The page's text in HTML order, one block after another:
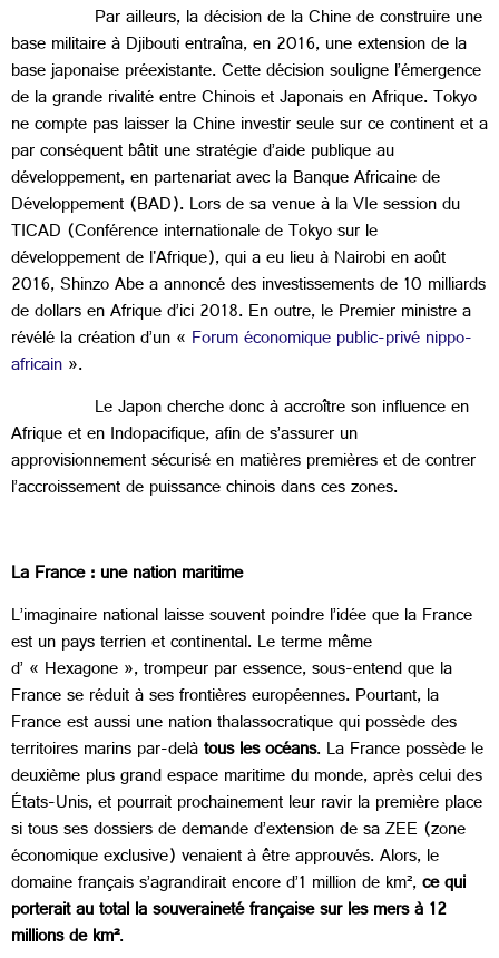
Par ailleurs, la décision de la Chine de construire une
base militaire à Djibouti entraîna, en 2016, une extension de la
base japonaise préexistante. Cette décision souligne l’émergence
de la grande rivalité entre Chinois et Japonais en Afrique. Tokyo
ne compte pas laisser la Chine investir seule sur ce continent et a
par conséquent bâtit une stratégie d’aide publique au
développement, en partenariat avec la Banque Africaine de
Développement (BAD). Lors de sa venue à la VIe session du
TICAD (Conférence internationale de Tokyo sur le
développement de l'Afrique), qui a eu lieu à Nairobi en août
2016, Shinzo Abe a annoncé des investissements de 10 milliards
de dollars en Afrique d’ici 2018. En outre, le Premier ministre a
révélé la création d’un « Forum économique public-privé nippo-
africain».
Le Japon cherche donc à accroître son influence en
Afrique et en Indopacifique, afin de s’assurer un
approvisionnement sécurisé en matières premières et de contrer
l’accroissement de puissance chinois dans ces zones.
La France : une nation maritime
L’imaginaire national laisse souvent poindre l’idée que la France
est un pays terrien et continental. Le terme même
d’ « Hexagone », trompeur par essence, sous-entend que la
France se réduit à ses frontières européennes. Pourtant, la
France est aussi une nation thalassocratique qui possède des
territoires marins par-delàtous les océans. La France possède le
deuxième plus grand espace maritime du monde, après celui des
États-Unis, et pourrait prochainement leur ravir la première place
si tous ses dossiers de demande d’extension de sa ZEE (zone
économique exclusive) venaient à être approuvés. Alors, le
domaine français s’agrandirait encore d’1 million de km²,ce qui
porterait au total la souveraineté française sur les mers à 12
millions de km².